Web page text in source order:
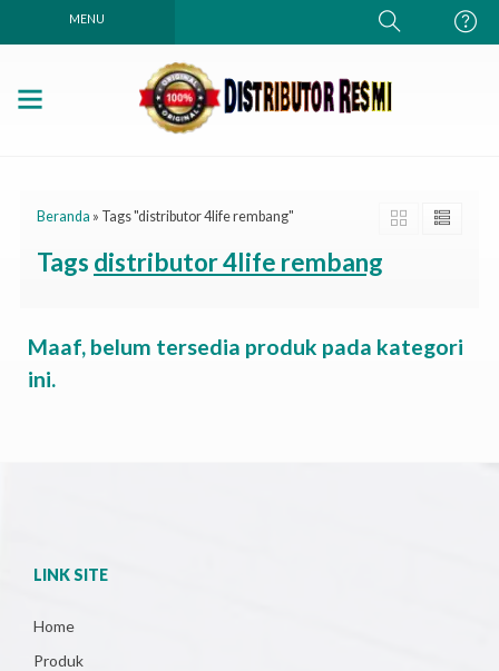
MENU
Beranda » Tags "distributor 4life rembang"
Tags distributor 4life rembang
Maaf, belum tersedia produk pada kategori
ini.
LINK SITE
Home
Produk